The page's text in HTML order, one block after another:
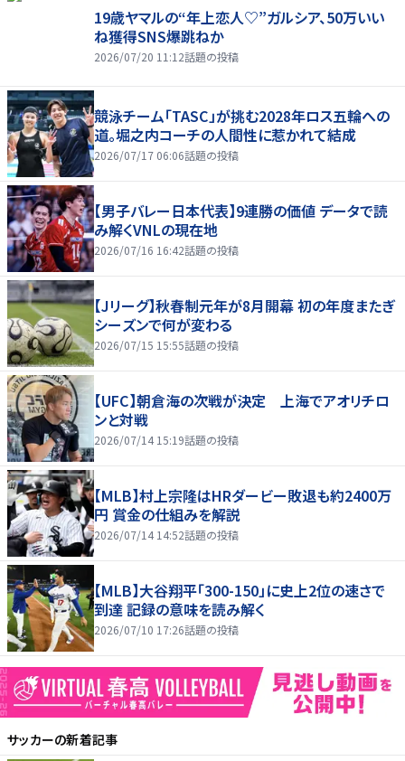
19歳ヤマルの“年上恋人♡”ガルシア、50万いい
ね獲得SNS爆跳ねか
2026/07/20 11:12話題の投稿
競泳チーム「TASC」が挑む2028年ロス五輪への
道。堀之内コーチの人間性に惹かれて結成
2026/07/17 06:06話題の投稿
【男子バレー日本代表】9連勝の価値 データで読
み解くVNLの現在地
2026/07/16 16:42話題の投稿
【Jリーグ】秋春制元年が8月開幕 初の年度またぎ
シーズンで何が変わる
2026/07/15 15:55話題の投稿
【UFC】朝倉海の次戦が決定 上海でアオリチロ
ンと対戦
2026/07/14 15:19話題の投稿
【MLB】村上宗隆はHRダービー敗退も約2400万
円 賞金の仕組みを解説
2026/07/14 14:52話題の投稿
【MLB】大谷翔平「300-150」に史上2位の速さで
到達 記録の意味を読み解く
2026/07/10 17:26話題の投稿
サッカーの新着記事